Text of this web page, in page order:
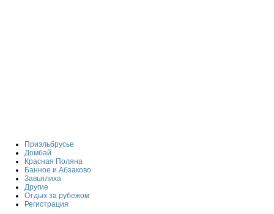
Приэльбрусье
Домбай
Красная Поляна
Банное и Абзаково
Завьялиха
Другие
Отдых за рубежом
Регистрация